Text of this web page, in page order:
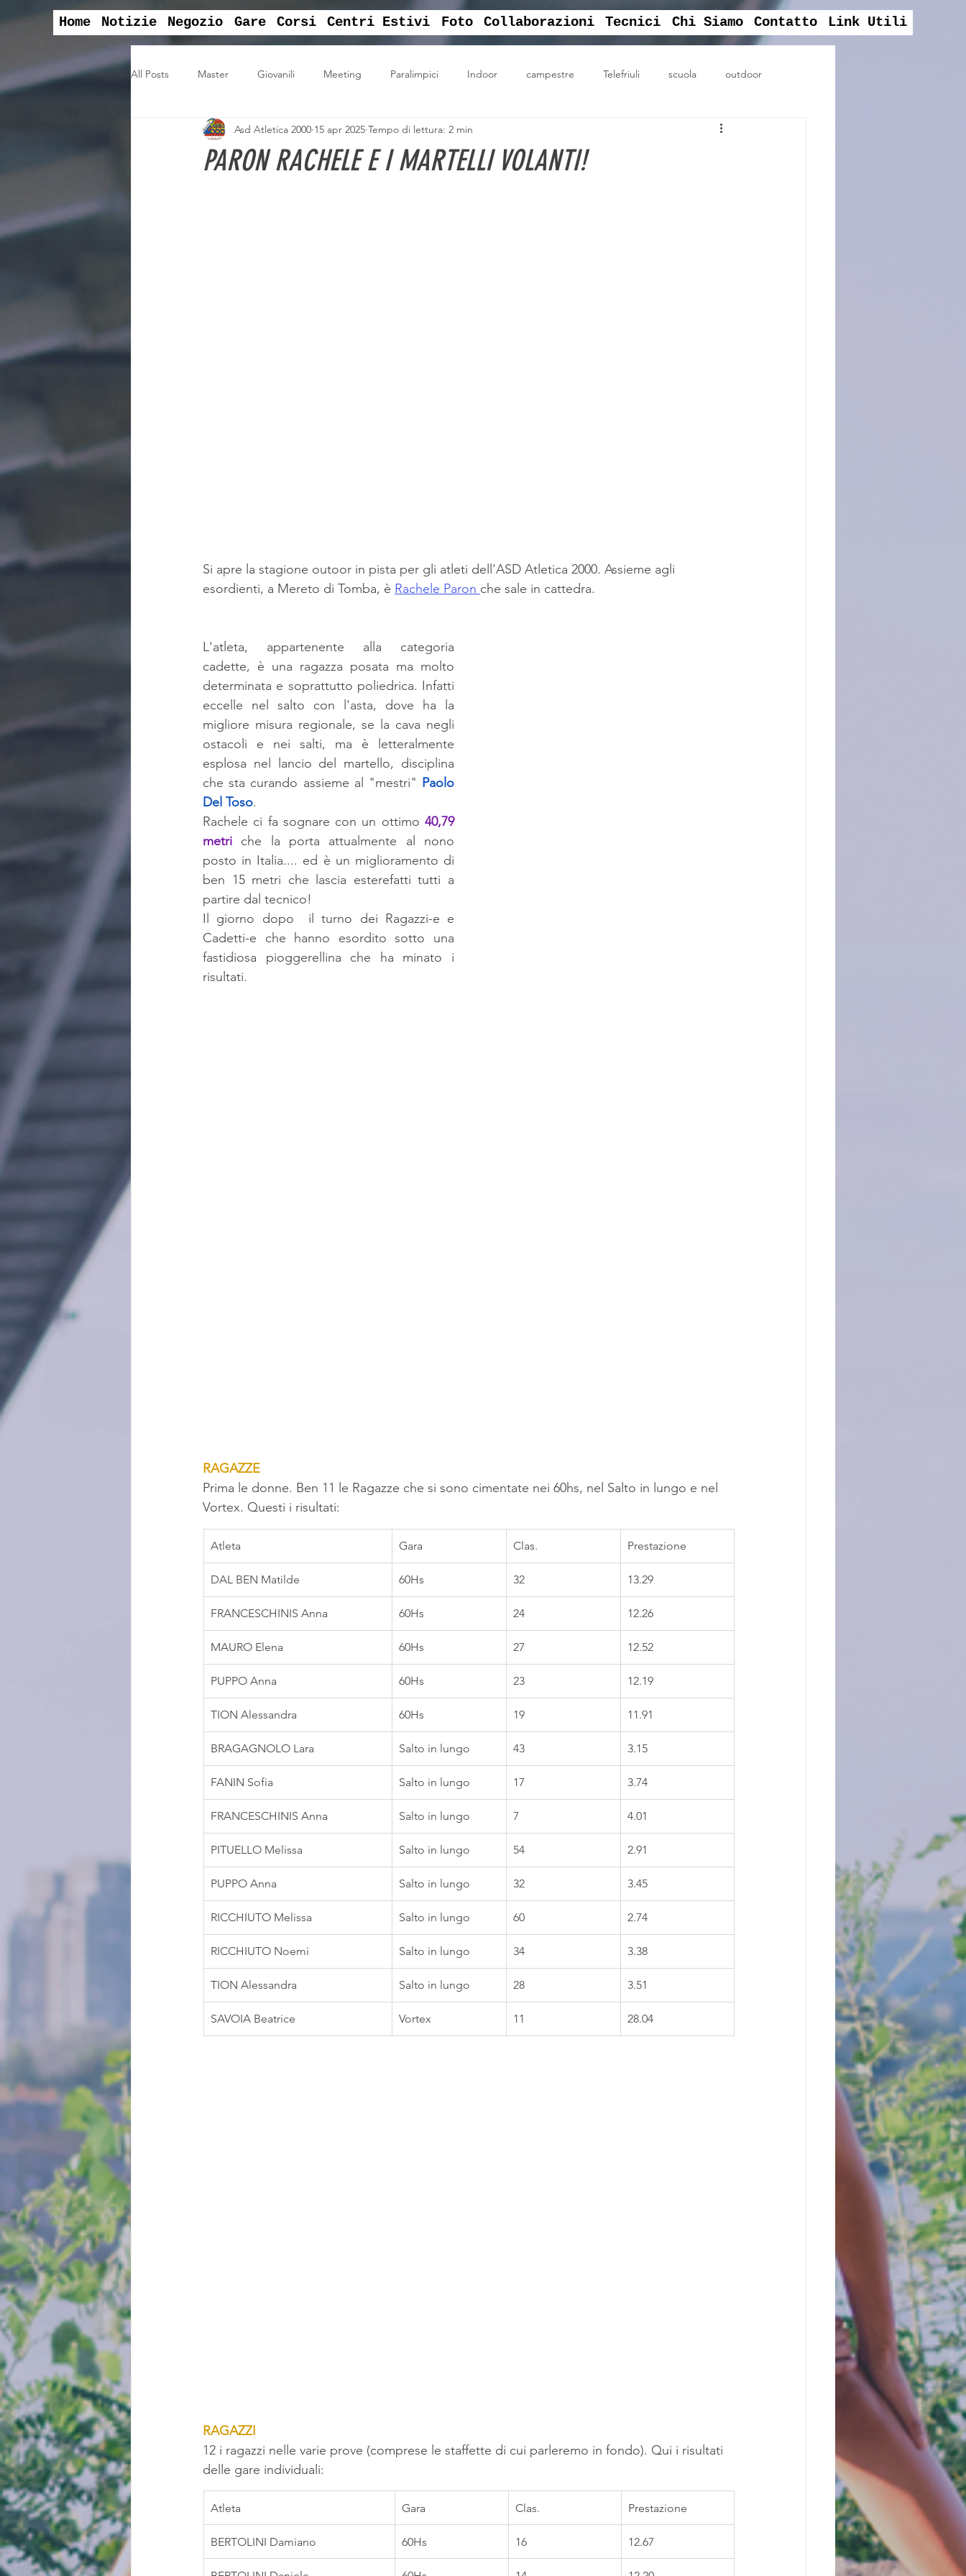
Home Notizie Negozio Gare Corsi Centri Estivi Foto Collaborazioni Tecnici Chi Siamo Contatto Link Utili
All Posts Master Giovanili Meeting Paralimpici Indoor campestre Telefriuli scuola outdoor
svago Campionati Vittoria english sport camp assembela sociale
PARON RACHELE E I MARTELLI VOLANTI!
Asd Atletica 2000 15 apr 2025 Tempo di lettura: 2 min
Si apre la stagione outoor in pista per gli atleti dell'ASD Atletica 2000. Assieme agli
esordienti, a Mereto di Tomba, è Rachele Paron che sale in cattedra.
L'atleta, appartenente alla categoria
cadette, è una ragazza posata ma molto
determinata e soprattutto poliedrica. Infatti
eccelle nel salto con l'asta, dove ha la
migliore misura regionale, se la cava negli
ostacoli e nei salti, ma è letteralmente
esplosa nel lancio del martello, disciplina
che sta curando assieme al "mestri" Paolo
Del Toso.
Rachele ci fa sognare con un ottimo 40,79
metri che la porta attualmente al nono
posto in Italia.... ed è un miglioramento di
ben 15 metri che lascia esterefatti tutti a
partire dal tecnico!
Il giorno dopo  il turno dei Ragazzi-e e
Cadetti-e che hanno esordito sotto una
fastidiosa pioggerellina che ha minato i
risultati.
RAGAZZE
Prima le donne. Ben 11 le Ragazze che si sono cimentate nei 60hs, nel Salto in lungo e nel
Vortex. Questi i risultati:
Atleta Gara Clas. Prestazione
DAL BEN Matilde 60Hs 32 13.29
FRANCESCHINIS Anna 60Hs 24 12.26
MAURO Elena 60Hs 27 12.52
PUPPO Anna 60Hs 23 12.19
TION Alessandra 60Hs 19 11.91
BRAGAGNOLO Lara Salto in lungo 43 3.15
FANIN Sofia Salto in lungo 17 3.74
FRANCESCHINIS Anna Salto in lungo 7 4.01
PITUELLO Melissa Salto in lungo 54 2.91
PUPPO Anna Salto in lungo 32 3.45
RICCHIUTO Melissa Salto in lungo 60 2.74
RICCHIUTO Noemi Salto in lungo 34 3.38
TION Alessandra Salto in lungo 28 3.51
SAVOIA Beatrice Vortex 11 28.04
RAGAZZI
12 i ragazzi nelle varie prove (comprese le staffette di cui parleremo in fondo). Qui i risultati
delle gare individuali:
Atleta Gara Clas. Prestazione
BERTOLINI Damiano 60Hs 16 12.67